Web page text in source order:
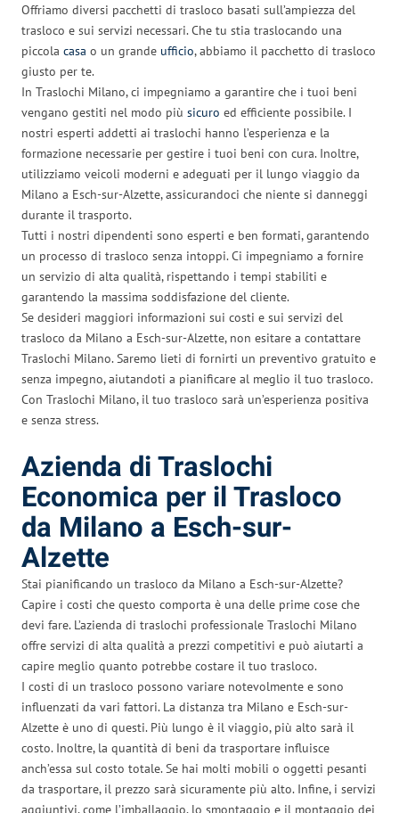
Offriamo diversi pacchetti di trasloco basati sull’ampiezza del
trasloco e sui servizi necessari. Che tu stia traslocando una
piccola casa o un grande ufficio, abbiamo il pacchetto di trasloco
giusto per te.
In Traslochi Milano, ci impegniamo a garantire che i tuoi beni
vengano gestiti nel modo più sicuro ed efficiente possibile. I
nostri esperti addetti ai traslochi hanno l’esperienza e la
formazione necessarie per gestire i tuoi beni con cura. Inoltre,
utilizziamo veicoli moderni e adeguati per il lungo viaggio da
Milano a Esch-sur-Alzette, assicurandoci che niente si danneggi
durante il trasporto.
Tutti i nostri dipendenti sono esperti e ben formati, garantendo
un processo di trasloco senza intoppi. Ci impegniamo a fornire
un servizio di alta qualità, rispettando i tempi stabiliti e
garantendo la massima soddisfazione del cliente.
Se desideri maggiori informazioni sui costi e sui servizi del
trasloco da Milano a Esch-sur-Alzette, non esitare a contattare
Traslochi Milano. Saremo lieti di fornirti un preventivo gratuito e
senza impegno, aiutandoti a pianificare al meglio il tuo trasloco.
Con Traslochi Milano, il tuo trasloco sarà un’esperienza positiva
e senza stress.
Azienda di Traslochi
Economica per il Trasloco
da Milano a Esch-sur-
Alzette
Stai pianificando un trasloco da Milano a Esch-sur-Alzette?
Capire i costi che questo comporta è una delle prime cose che
devi fare. L’azienda di traslochi professionale Traslochi Milano
offre servizi di alta qualità a prezzi competitivi e può aiutarti a
capire meglio quanto potrebbe costare il tuo trasloco.
I costi di un trasloco possono variare notevolmente e sono
influenzati da vari fattori. La distanza tra Milano e Esch-sur-
Alzette è uno di questi. Più lungo è il viaggio, più alto sarà il
costo. Inoltre, la quantità di beni da trasportare influisce
anch’essa sul costo totale. Se hai molti mobili o oggetti pesanti
da trasportare, il prezzo sarà sicuramente più alto. Infine, i servizi
aggiuntivi, come l’imballaggio, lo smontaggio e il montaggio dei